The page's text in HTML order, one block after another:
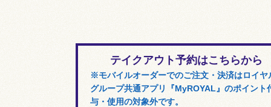
テイクアウト予約はこちらから
※モバイルオーダーでのご注文・決済はロイヤ
グループ共通アプリ『MyROYAL』のポイント
与・使用の対象外です。